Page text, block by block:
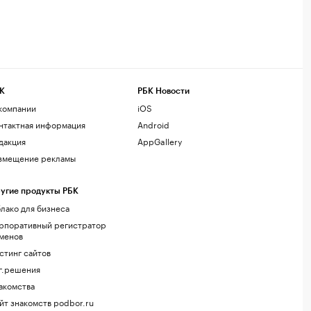
информация
рекламы
продукты РБК
для бизнеса
регистратор
сайтов
знакомств podbor.ru
РБК Новости
iOS
Android
AppGallery